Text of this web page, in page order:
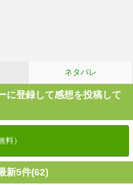
ネタバレ
に登録して感想を投稿して
料）
新5件(62)